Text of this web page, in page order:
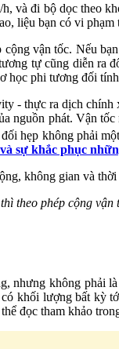
và đi bộ dọc theo
liệu bạn có vi
vận tốc. Nếu
tự cũng diễn
học phi tương đối
- thực ra dịch
nguồn phát. Vận
hẹp không phải
sự khắc phục
không gian và
theo phép cộng
nhưng không
khối lượng bất kỳ
đọc tham khảo